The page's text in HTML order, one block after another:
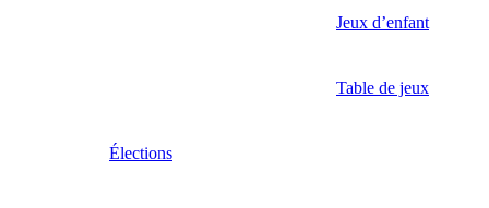
Jeux d’enfant
Table de jeux
Élections